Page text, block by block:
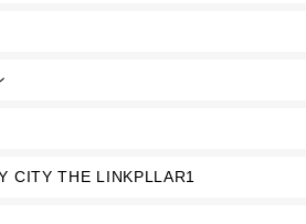
CITY THE LINKPLLAR1